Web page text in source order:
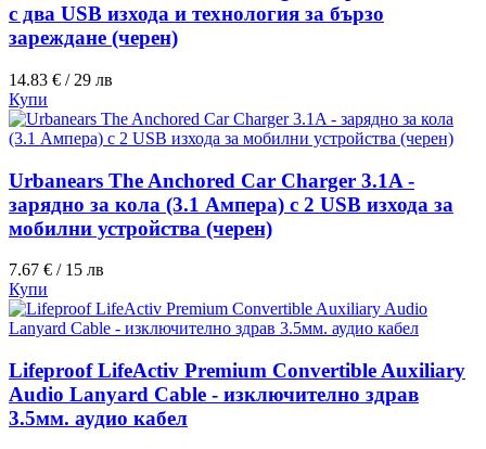
с два USB изхода и технология за бързо
зареждане (черен)
14.83 € / 29 лв
Купи
Urbanears The Anchored Car Charger 3.1A -
зарядно за кола (3.1 Aмпера) с 2 USB изхода за
мобилни устройства (черен)
7.67 € / 15 лв
Купи
Lifeproof LifeActiv Premium Convertible Auxiliary
Audio Lanyard Cable - изключително здрав
3.5мм. аудио кабел